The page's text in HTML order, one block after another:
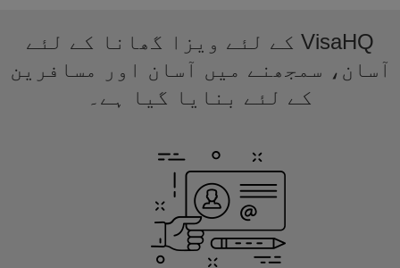
VisaHQ کے لئے ویزا گھانا کے لئے
آسان، سمجھنے میں آسان اور مسافرین
کے لئے بنایا گیا ہے۔